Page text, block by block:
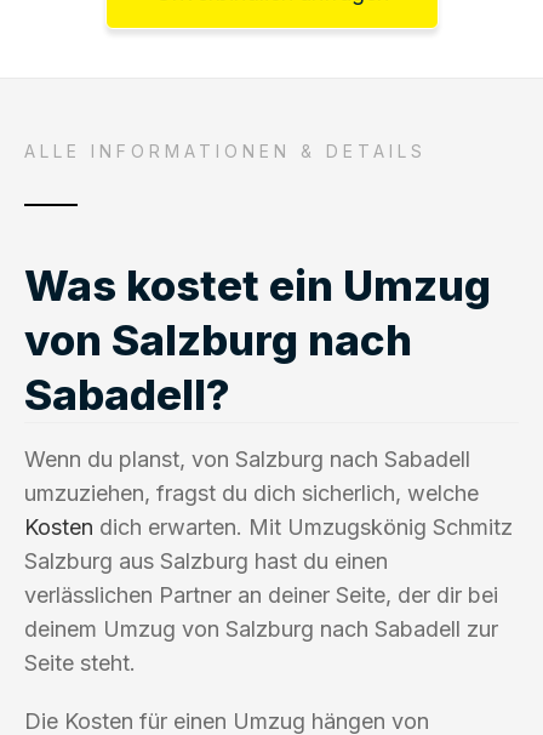
ALLE INFORMATIONEN & DETAILS
Was kostet ein Umzug
von Salzburg nach
Sabadell?
Wenn du planst, von Salzburg nach Sabadell
umzuziehen, fragst du dich sicherlich, welche
Kosten dich erwarten. Mit Umzugskönig Schmitz
Salzburg aus Salzburg hast du einen
verlässlichen Partner an deiner Seite, der dir bei
deinem Umzug von Salzburg nach Sabadell zur
Seite steht.
Die Kosten für einen Umzug hängen von